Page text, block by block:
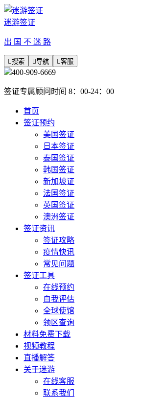
迷游签证
出 国 不 迷 路
搜索 导航 客服
400-909-6669
签证专属顾问时间 8：00-24：00
首页
签证预约
美国签证
日本签证
泰国签证
韩国签证
新加坡证
法国签证
英国签证
澳洲签证
签证资讯
签证攻略
疫情快讯
常见问题
签证工具
在线预约
自我评估
全球使馆
领区查询
材料免费下载
视频教程
直播解答
关于迷游
在线客服
联系我们